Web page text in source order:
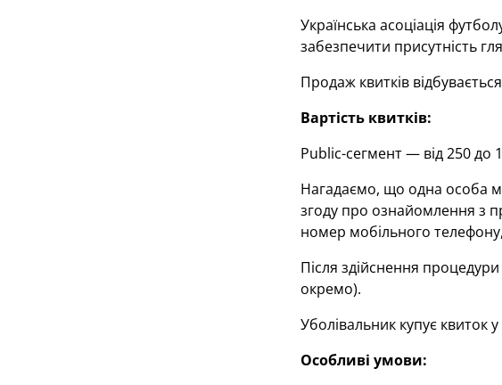
Українська асоціація
забезпечити присутність
Продаж квитків
Вартість квитків:
Public-сегмент — від 250 до
Нагадаємо, що одна особа
згоду про ознайомлення з
номер мобільного
Після здійснення
окремо).
Уболівальник купує квиток
Особливі умови: